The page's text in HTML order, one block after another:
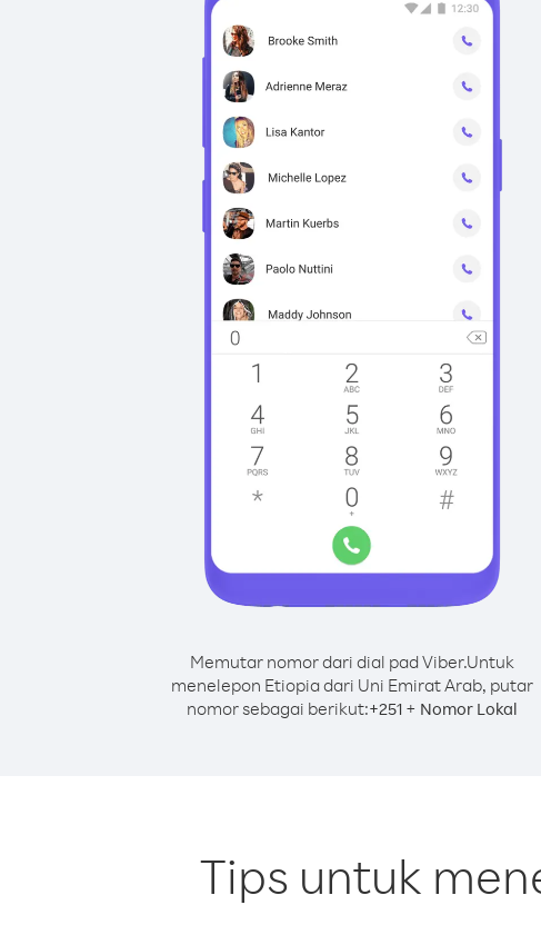
Memutar nomor dari dial pad Viber.Untuk
menelepon Etiopia dari Uni Emirat Arab, putar
nomor sebagai berikut:+251 + Nomor Lokal
Tips untuk